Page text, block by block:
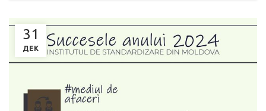
31
ДЕК